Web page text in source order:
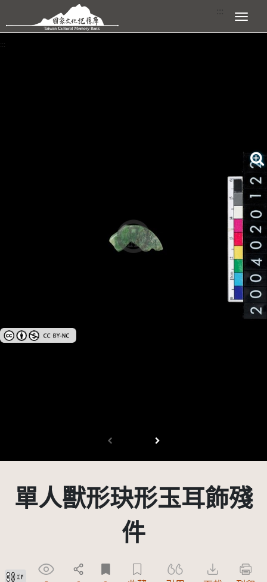
跳到主要內容區塊 展開選單
:::
創用CC姓名標示-非商業性 3.0 台灣及其後版本(CC BY-NC 3.0 TW +)
單人獸形玦形玉耳飾殘
件
創用CC姓名標示 3.0 台灣及其後版本(CC BY 3.0 TW +)